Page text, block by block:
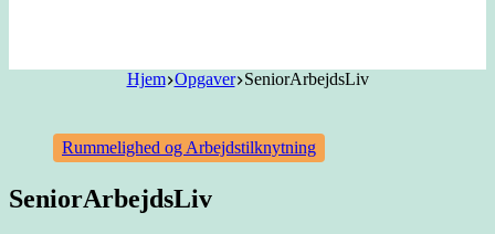
Hjem Opgaver SeniorArbejdsLiv
Rummelighed og Arbejdstilknytning
SeniorArbejdsLiv